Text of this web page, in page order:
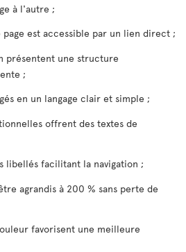
à l'autre ;
est accessible par un lien direct ;
présentent une structure
;
en un langage clair et simple ;
offrent des textes de
libellés facilitant la navigation ;
agrandis à 200 % sans perte de
favorisent une meilleure